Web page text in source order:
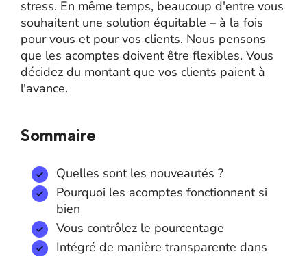
stress. En même temps, beaucoup d'entre vous
souhaitent une solution équitable – à la fois
pour vous et pour vos clients. Nous pensons
que les acomptes doivent être flexibles. Vous
décidez du montant que vos clients paient à
l'avance.
Sommaire
Quelles sont les nouveautés ?
Pourquoi les acomptes fonctionnent si
bien
Vous contrôlez le pourcentage
Intégré de manière transparente dans